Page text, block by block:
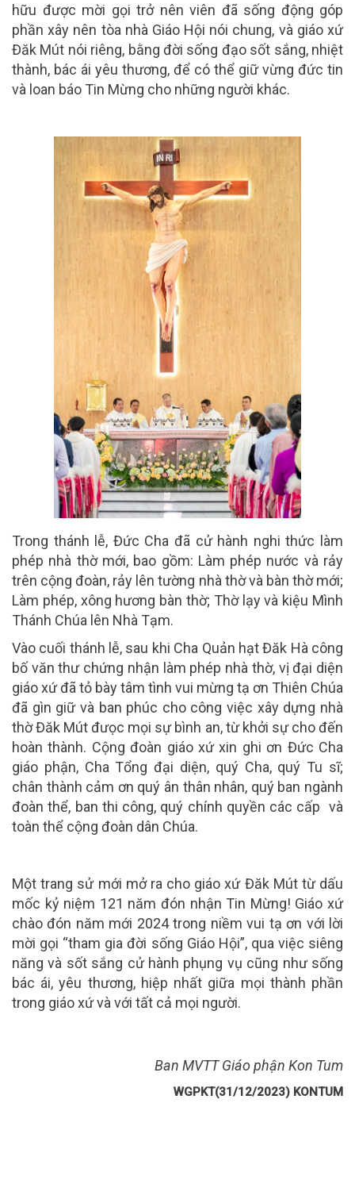
hữu được mời gọi trở nên viên đã sống động góp
phần xây nên tòa nhà Giáo Hội nói chung, và giáo xứ
Đăk Mút nói riêng, bằng đời sống đạo sốt sắng, nhiệt
thành, bác ái yêu thương, để có thể giữ vừng đức tin
và loan báo Tin Mừng cho những người khác.
Trong thánh lễ, Đức Cha đã cử hành nghi thức làm
phép nhà thờ mới, bao gồm: Làm phép nước và rảy
trên cộng đoàn, rảy lên tường nhà thờ và bàn thờ mới;
Làm phép, xông hương bàn thờ; Thờ lạy và kiệu Mình
Thánh Chúa lên Nhà Tạm.
Vào cuối thánh lễ, sau khi Cha Quản hạt Đăk Hà công
bố văn thư chứng nhận làm phép nhà thờ, vị đại diện
giáo xứ đã tỏ bày tâm tình vui mừng tạ ơn Thiên Chúa
đã gìn giữ và ban phúc cho công việc xây dựng nhà
thờ Đăk Mút đưọc mọi sự bình an, từ khởi sự cho đến
hoàn thành. Cộng đoàn giáo xứ xin ghi ơn Đức Cha
giáo phận, Cha Tổng đại diện, quý Cha, quý Tu sĩ;
chân thành cảm ơn quý ân thân nhân, quý ban ngành
đoàn thể, ban thi công, quý chính quyền các cấp và
toàn thể cộng đoàn dân Chúa.
Một trang sử mới mở ra cho giáo xứ Đăk Mút từ dấu
mốc kỷ niệm 121 năm đón nhận Tin Mừng! Giáo xứ
chào đón năm mới 2024 trong niềm vui tạ ơn với lời
mời gọi “tham gia đời sống Giáo Hội”, qua việc siêng
năng và sốt sắng cử hành phụng vụ cũng như sống
bác ái, yêu thương, hiệp nhất giữa mọi thành phần
trong giáo xứ và với tất cả mọi người.
Ban MVTT Giáo phận Kon Tum
WGPKT(31/12/2023) KONTUM